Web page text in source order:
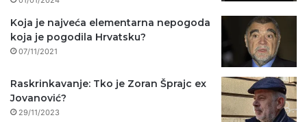
Koja je najveća elementarna nepogoda
koja je pogodila Hrvatsku?
07/11/2021
Raskrinkavanje: Tko je Zoran Šprajc ex
Jovanović?
29/11/2023